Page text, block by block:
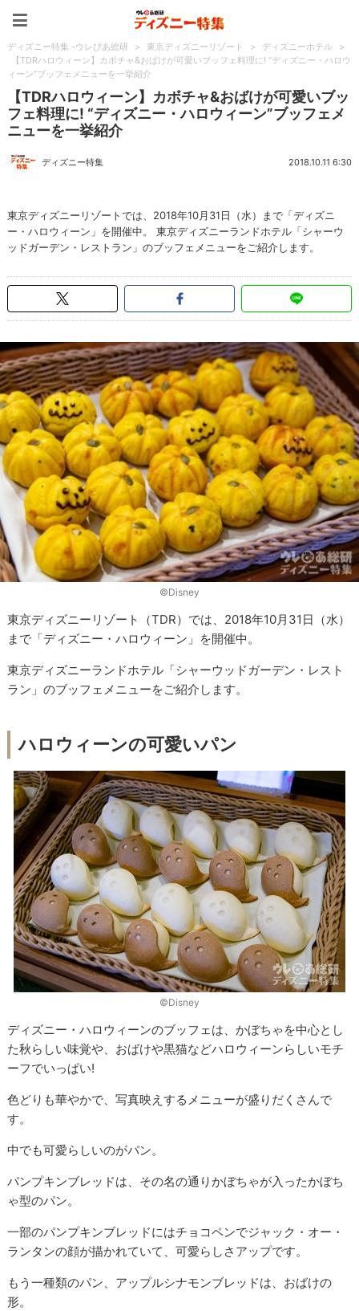
ディズニー特集 -ウレぴあ総研 > 東京ディズニーリゾート > ディズニーホテル
>
【TDRハロウィーン】カボチャ&おばけが可愛いブッフェ料理に! “ディズニー・ハロウ
ィーン”ブッフェメニューを一挙紹介
【TDRハロウィーン】カボチャ&おばけが可愛いブッ
フェ料理に! “ディズニー・ハロウィーン”ブッフェメ
ニューを一挙紹介
ディズニー特集 2018.10.11 6:30
東京ディズニーリゾートでは、2018年10月31日（水）まで「ディズニ
ー・ハロウィーン」を開催中。 東京ディズニーランドホテル「シャーウ
ッドガーデン・レストラン」のブッフェメニューをご紹介します。
©︎Disney
東京ディズニーリゾート（TDR）では、2018年10月31日（水）
まで「ディズニー・ハロウィーン」を開催中。
東京ディズニーランドホテル「シャーウッドガーデン・レスト
ラン」のブッフェメニューをご紹介します。
ハロウィーンの可愛いパン
©︎Disney
ディズニー・ハロウィーンのブッフェは、かぼちゃを中心とし
た秋らしい味覚や、おばけや黒猫などハロウィーンらしいモチ
ーフでいっぱい!
色どりも華やかで、写真映えするメニューが盛りだくさんで
す。
中でも可愛らしいのがパン。
パンプキンブレッドは、その名の通りかぼちゃが入ったかぼち
ゃ型のパン。
一部のパンプキンブレッドにはチョコペンでジャック・オー・
ランタンの顔が描かれていて、可愛らしさアップです。
もう一種類のパン、アップルシナモンブレッドは、おばけの
形。